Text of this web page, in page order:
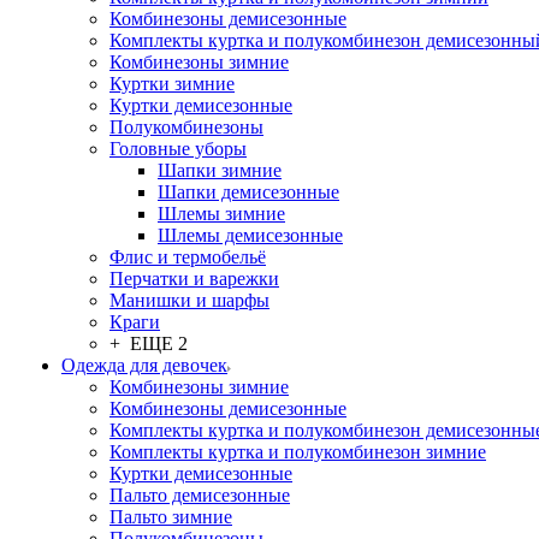
Комбинезоны демисезонные
Комплекты куртка и полукомбинезон
Комбинезоны зимние
Куртки зимние
Куртки демисезонные
Полукомбинезоны
Головные уборы
Шапки зимние
Шапки демисезонные
Шлемы зимние
Шлемы демисезонные
Флис и термобельё
Перчатки и варежки
Манишки и шарфы
Краги
+ ЕЩЕ 2
Одежда для девочек
Комбинезоны зимние
Комбинезоны демисезонные
Комплекты куртка и полукомбинезон
Комплекты куртка и полукомбинезон зимние
Куртки демисезонные
Пальто демисезонные
Пальто зимние